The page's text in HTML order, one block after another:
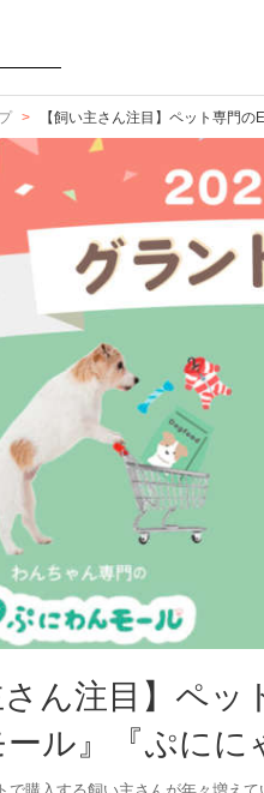
【飼い主さん注目】ペット専門
さん注目】ペ
ル』『ぷにに